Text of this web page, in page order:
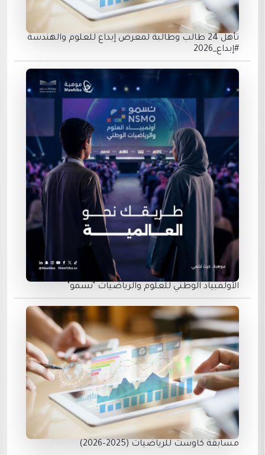
تأهل 24 طالب وطالبة لمعرض إبداع للعلوم والهندسة
#إبداع_2026
الأولمبياد الوطني للعلوم والرياضيات "نسمو"
مسابقة كاوست للرياضيات (2025–2026)